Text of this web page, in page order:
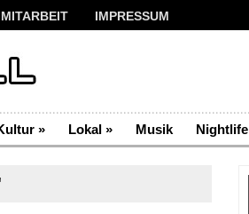
MITARBEIT IMPRESSUM
» Lokal » Musik Nightlife